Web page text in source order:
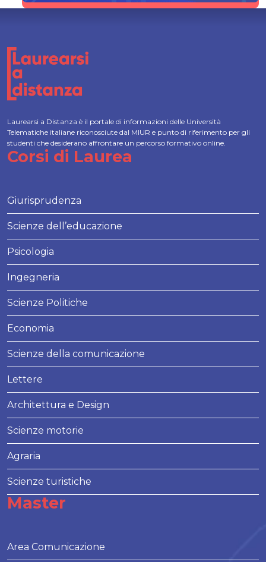
Laurearsi a Distanza è il portale di informazioni delle Università
Telematiche italiane riconosciute dal MIUR e punto di riferimento per gli
studenti che desiderano affrontare un percorso formativo online.
Corsi di Laurea
Giurisprudenza
Scienze dell’educazione
Psicologia
Ingegneria
Scienze Politiche
Economia
Scienze della comunicazione
Lettere
Architettura e Design
Scienze motorie
Agraria
Scienze turistiche
Master
Area Comunicazione